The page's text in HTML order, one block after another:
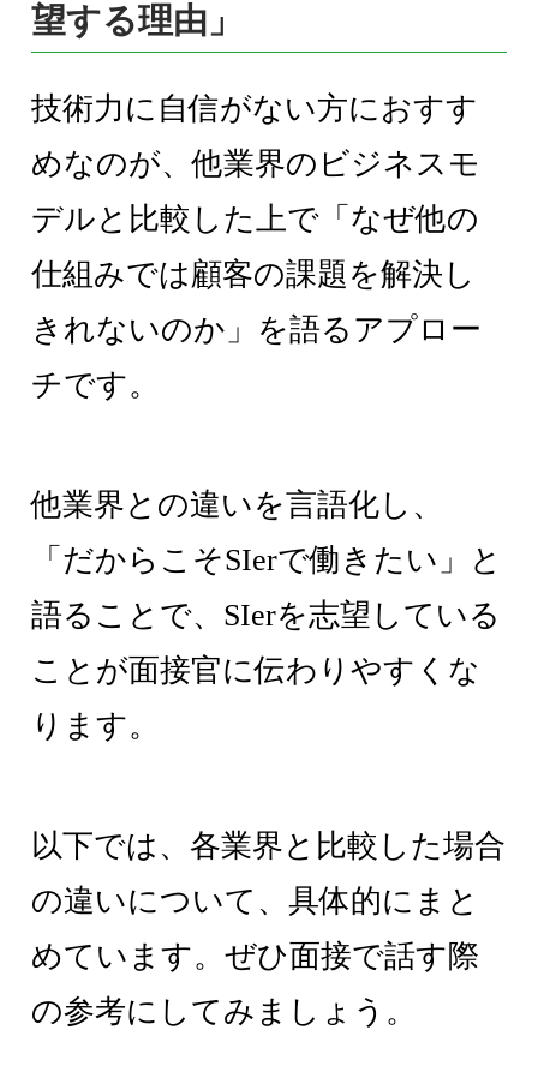
望する理由」
技術力に自信がない方におすす
めなのが、他業界のビジネスモ
デルと比較した上で「なぜ他の
仕組みでは顧客の課題を解決し
きれないのか」を語るアプロー
チです。
他業界との違いを言語化し、
「だからこそSIerで働きたい」と
語ることで、SIerを志望している
ことが面接官に伝わりやすくな
ります。
以下では、各業界と比較した場合
の違いについて、具体的にまと
めています。ぜひ面接で話す際
の参考にしてみましょう。